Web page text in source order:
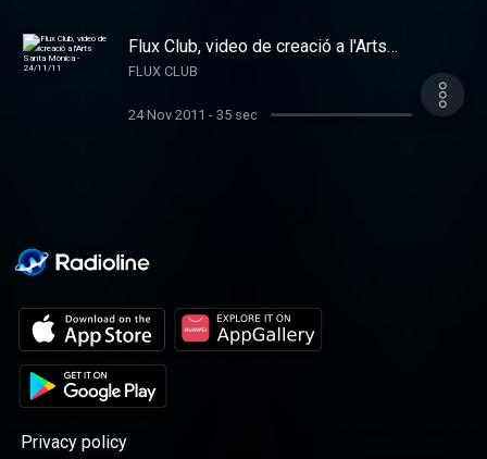
Flux Club, video de creació a l'Arts
Santa Mònica - 24/11/11
FLUX CLUB
24 Nov 2011 - 35 sec
Privacy policy